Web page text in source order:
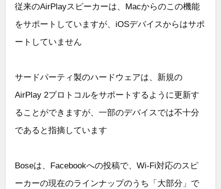
従来のAirPlayスピーカーは、Macからのこの機能
をサポートしていますが、iOSデバイスからはサポ
ートしていません
サードパーティ製のハードウェアは、新規の
AirPlay 2プロトコルをサポートするように更新す
ることができますが、一部のデバイスでは不十分
であると指摘しています
Boseは、Facebookへの投稿で、Wi-Fi対応のスピ
ーカーの現在のラインナップのうち「大部分」で